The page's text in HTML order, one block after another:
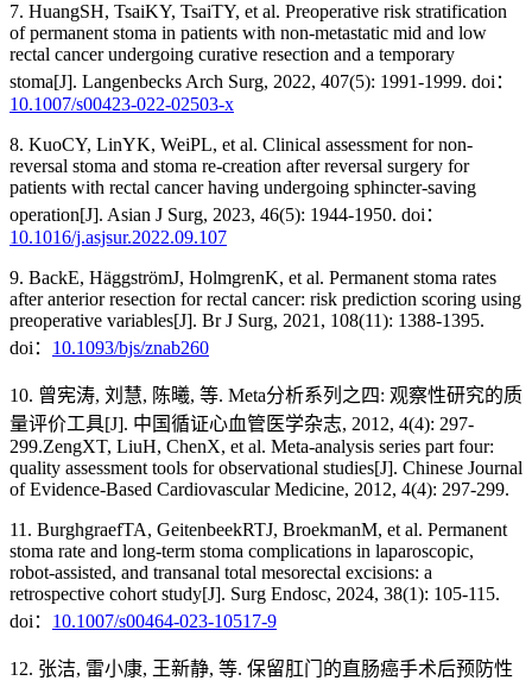
7. HuangSH, TsaiKY, TsaiTY, et al. Preoperative risk stratification
of permanent stoma in patients with non-metastatic mid and low
rectal cancer undergoing curative resection and a temporary
stoma[J]. Langenbecks Arch Surg, 2022, 407(5): 1991-1999. doi：
10.1007/s00423-022-02503-x
8. KuoCY, LinYK, WeiPL, et al. Clinical assessment for non-
reversal stoma and stoma re-creation after reversal surgery for
patients with rectal cancer having undergoing sphincter-saving
operation[J]. Asian J Surg, 2023, 46(5): 1944-1950. doi：
10.1016/j.asjsur.2022.09.107
9. BackE, HäggströmJ, HolmgrenK, et al. Permanent stoma rates
after anterior resection for rectal cancer: risk prediction scoring using
preoperative variables[J]. Br J Surg, 2021, 108(11): 1388-1395.
doi： 10.1093/bjs/znab260
10. 曾宪涛, 刘慧, 陈曦, 等. Meta分析系列之四: 观察性研究的质
量评价工具[J]. 中国循证心血管医学杂志, 2012, 4(4): 297-
299.ZengXT, LiuH, ChenX, et al. Meta-analysis series part four:
quality assessment tools for observational studies[J]. Chinese Journal
of Evidence-Based Cardiovascular Medicine, 2012, 4(4): 297-299.
11. BurghgraefTA, GeitenbeekRTJ, BroekmanM, et al. Permanent
stoma rate and long-term stoma complications in laparoscopic,
robot-assisted, and transanal total mesorectal excisions: a
retrospective cohort study[J]. Surg Endosc, 2024, 38(1): 105-115.
doi： 10.1007/s00464-023-10517-9
12. 张洁, 雷小康, 王新静, 等. 保留肛门的直肠癌手术后预防性